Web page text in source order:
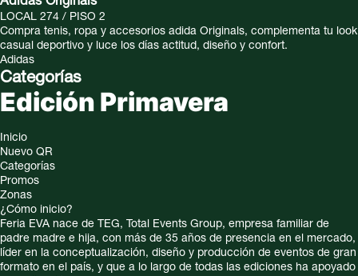
LOCAL 274 / PISO 2
Compra tenis, ropa y accesorios adida Originals, complementa tu look
casual deportivo y luce los días actitud, diseño y confort.
Adidas
Categorías
Edición Primavera
Inicio
Nuevo QR
Categorías
Promos
Zonas
¿Cómo inicio?
Feria EVA nace de TEG, Total Events Group, empresa familiar de
padre madre e hija, con más de 35 años de presencia en el mercado,
líder en la conceptualización, diseño y producción de eventos de gran
formato en el país, y que a lo largo de todas las ediciones ha apoyado